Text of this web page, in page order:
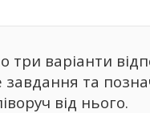
три варіанти
та
від нього.